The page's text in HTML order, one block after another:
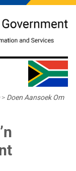
> Doen Aansoek Om